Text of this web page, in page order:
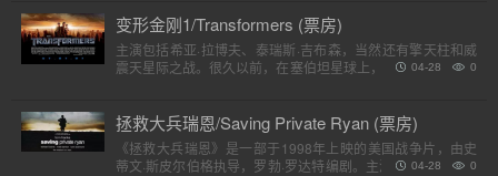
变形金刚1/Transformers (票房)
主演包括希亚·拉博夫、泰瑞斯·吉布森，当然还有擎天柱和威
震天星际之战。很久以前，在塞伯坦星球上，一个巨大的，强
0
04-28
拯救大兵瑞恩/Saving Private Ryan (票房)
《拯救大兵瑞恩》是一部于1998年上映的美国战争片，由史
蒂文·斯皮尔伯格执导，罗勃·罗达特编剧。主演包括汤姆·汉克
0
04-28